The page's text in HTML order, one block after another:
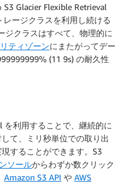
Glacier Flexible Retrieval
レージクラスを利用し続ける
ジクラスはすべて、物理的に
ティゾーンにまたがってデー
(11 9s) の耐久性
を利用することで、継続的に
て、ミリ秒単位での取り出
することができます。S3
ソールからわずか数クリック
Amazon S3 API や AWS